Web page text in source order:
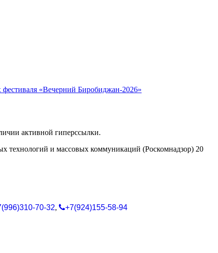
«Вечерний Биробиджан-2026»
активной гиперссылки.
технологий и массовых коммуникаций (Роскомнадзор) 20
70-32, +7(924)155-58-94